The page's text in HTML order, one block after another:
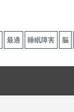
最適 睡眠障害 脳